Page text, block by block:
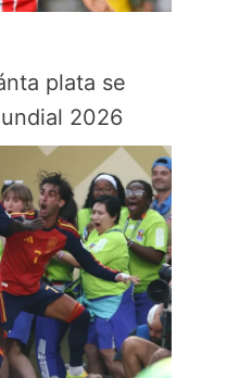
plata se
2026